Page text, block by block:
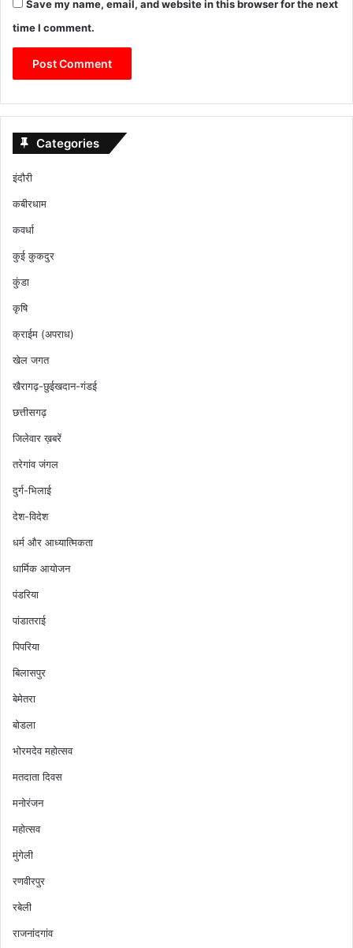
Save my name, email, and website in this browser for the next
time I comment.
Categories
इंदौरी
कबीरधाम
कवर्धा
कुई कुकदुर
कुंडा
कृषि
क्राईम (अपराध)
खेल जगत
खैरागढ़-छुईखदान-गंडई
छत्तीसगढ़
जिलेवार ख़बरें
तरेगांव जंगल
दुर्ग-भिलाई
देश-विदेश
धर्म और आध्यात्मिकता
धार्मिक आयोजन
पंडरिया
पांडातराई
पिपरिया
बिलासपुर
बेमेतरा
बोडला
भोरमदेव महोत्सव
मतदाता दिवस
मनोरंजन
महोत्सव
मुंगेली
रणवीरपुर
रबेली
राजनांदगांव